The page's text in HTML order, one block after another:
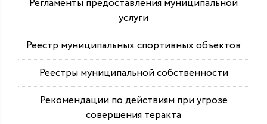
Регламенты предоставления муниципальной
услуги
Реестр муниципальных спортивных объектов
Реестры муниципальной собственности
Рекомендации по действиям при угрозе
совершения теракта